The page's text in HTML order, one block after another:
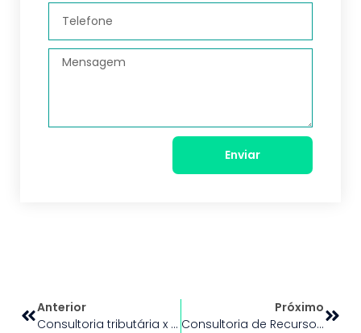
Enviar
Anterior
Consultoria tributária x consultoria contábil: entenda as diferenças e quando cada uma é indicada
Próximo
Consultoria de Recursos Humanos: o que é, como funciona e como ajuda empresas a desenvolver pessoas e resultados